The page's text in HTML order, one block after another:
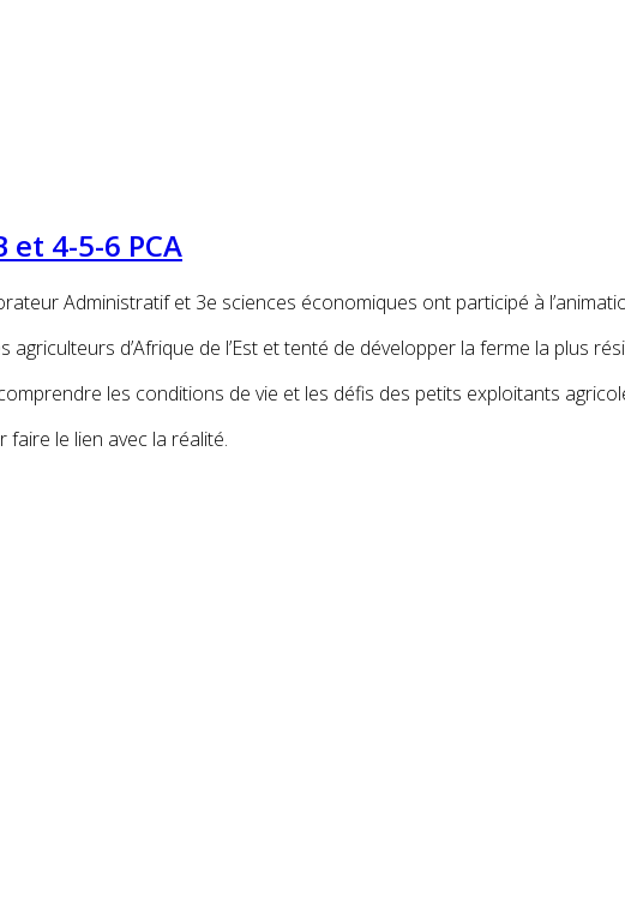
4-5-6 PCA
Administratif et 3e sciences économiques ont participé à
d’Afrique de l’Est et tenté de développer la ferme la plus
les conditions de vie et les défis des petits exploitants
faire le lien avec la réalité.